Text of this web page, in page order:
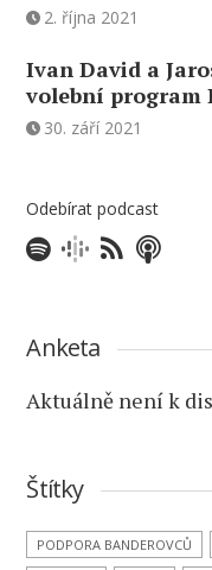
2. října 2021
Ivan David a
volební program
30. září 2021
Odebírat podcast
Anketa
Aktuálně není k
Štítky
PODPORA BANDEROVCŮ